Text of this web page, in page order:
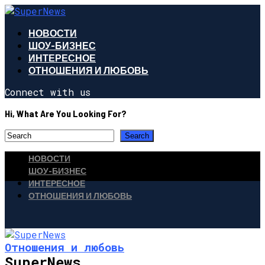
НОВОСТИ
ШОУ-БИЗНЕС
ИНТЕРЕСНОЕ
ОТНОШЕНИЯ И ЛЮБОВЬ
Connect with us
Hi, What Are You Looking For?
НОВОСТИ
ШОУ-БИЗНЕС
ИНТЕРЕСНОЕ
ОТНОШЕНИЯ И ЛЮБОВЬ
Отношения и любовь